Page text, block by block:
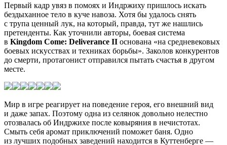
Первый кадр увяз в помоях и Индржиху пришлось искать
бездыханное тело в куче навоза. Хотя бы удалось снять
с трупа ценный лук, на который, правда, тут же нашлись
претенденты. Как уточнили авторы, боевая система
в Kingdom Come: Deliverance II основана «на средневековых
боевых искусствах и техниках борьбы». Заколов конкурентов
до смерти, протагонист отправился пытать счастья в другом
месте.
Мир в игре реагирует на поведение героя, его внешний вид
и даже запах. Поэтому одна из селянок довольно нелестно
отозвалась об Индржихе после ковыряния в нечистотах.
Смыть себя аромат приключений поможет баня. Одно
из лучших подобных заведений находится в Куттенберге —